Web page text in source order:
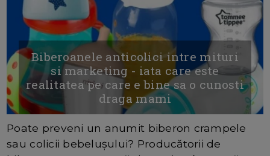
Biberoanele anticolici intre mituri
si marketing - iata care este
realitatea pe care e bine sa o cunosti
draga mami
Poate preveni un anumit biberon crampele
sau colicii bebelușului? Producătorii de